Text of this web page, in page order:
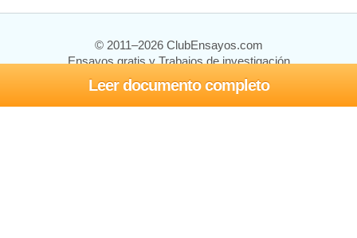
Leer documento completo
© 2011–2026 ClubEnsayos.com
Ensayos gratis y Trabajos de investigación